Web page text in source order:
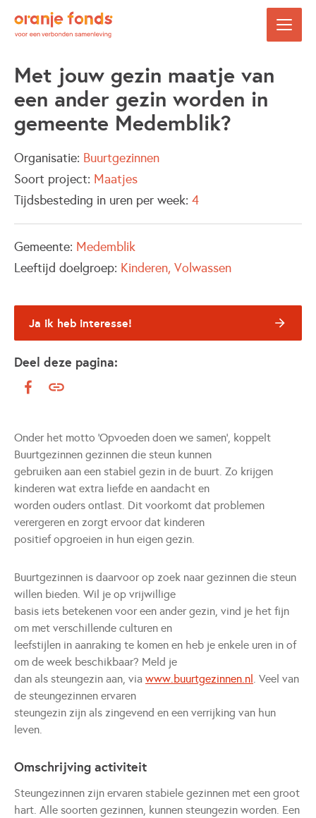
Met jouw gezin maatje van
een ander gezin worden in
gemeente Medemblik?
Organisatie: Buurtgezinnen
Soort project: Maatjes
Tijdsbesteding in uren per week: 4
Gemeente: Medemblik
Leeftijd doelgroep: Kinderen Volwassen
Ja ik heb interesse!
Deel deze pagina:
Onder het motto ‘Opvoeden doen we samen’, koppelt
Buurtgezinnen gezinnen die steun kunnen
gebruiken aan een stabiel gezin in de buurt. Zo krijgen
kinderen wat extra liefde en aandacht en
worden ouders ontlast. Dit voorkomt dat problemen
verergeren en zorgt ervoor dat kinderen
positief opgroeien in hun eigen gezin.
Buurtgezinnen is daarvoor op zoek naar gezinnen die steun
willen bieden. Wil je op vrijwillige
basis iets betekenen voor een ander gezin, vind je het fijn
om met verschillende culturen en
leefstijlen in aanraking te komen en heb je enkele uren in of
om de week beschikbaar? Meld je
dan als steungezin aan, via www.buurtgezinnen.nl. Veel van
de steungezinnen ervaren
steungezin zijn als zingevend en een verrijking van hun
leven.
Omschrijving activiteit
Steungezinnen zijn ervaren stabiele gezinnen met een groot
hart. Alle soorten gezinnen, kunnen steungezin worden. Een